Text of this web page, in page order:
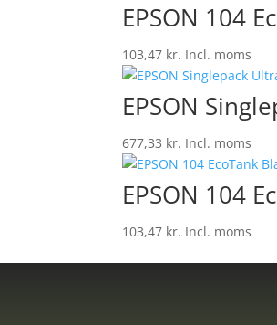
EPSON 104
103,47 kr. Incl. moms
EPSON
677,33 kr. Incl. moms
EPSON 104
103,47 kr. Incl. moms